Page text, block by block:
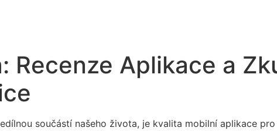
Recenze Aplikace a
součástí našeho života, je kvalita mobilní aplikace